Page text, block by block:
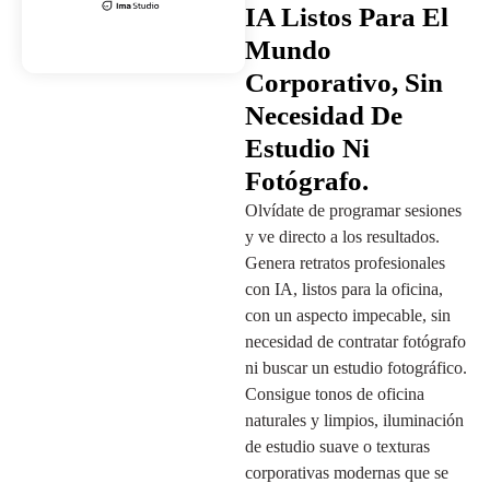
IA Listos Para El
Mundo
Corporativo, Sin
Necesidad De
Estudio Ni
Fotógrafo.
Olvídate de programar sesiones
y ve directo a los resultados.
Genera retratos profesionales
con IA, listos para la oficina,
con un aspecto impecable, sin
necesidad de contratar fotógrafo
ni buscar un estudio fotográfico.
Consigue tonos de oficina
naturales y limpios, iluminación
de estudio suave o texturas
corporativas modernas que se